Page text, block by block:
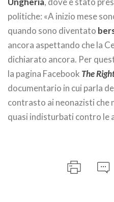
politiche: «A inizio mese
quando sono diventato
ancora aspettando che la
dichiarato ancora. Per
la pagina Facebook The
documentario in cui parla
contrasto ai neonazisti che
quasi indisturbati contro le